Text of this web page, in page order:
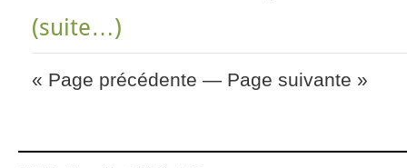
(suite…)
« Page précédente — Page suivante »